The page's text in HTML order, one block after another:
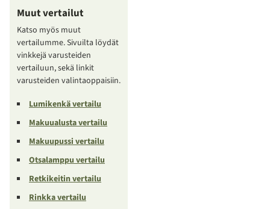
Muut vertailut
Katso myös muut
vertailumme. Sivuilta löydät
vinkkejä varusteiden
vertailuun, sekä linkit
varusteiden valintaoppaisiin.
Lumikenkä vertailu
Makuualusta vertailu
Makuupussi vertailu
Otsalamppu vertailu
Retkikeitin vertailu
Rinkka vertailu